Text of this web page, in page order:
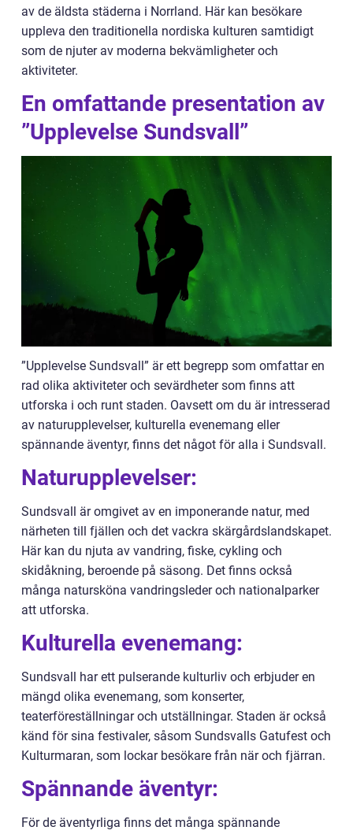
av de äldsta städerna i Norrland. Här kan besökare
uppleva den traditionella nordiska kulturen samtidigt
som de njuter av moderna bekvämligheter och
aktiviteter.
En omfattande presentation av
”Upplevelse Sundsvall”
”Upplevelse Sundsvall” är ett begrepp som omfattar en
rad olika aktiviteter och sevärdheter som finns att
utforska i och runt staden. Oavsett om du är intresserad
av naturupplevelser, kulturella evenemang eller
spännande äventyr, finns det något för alla i Sundsvall.
Naturupplevelser:
Sundsvall är omgivet av en imponerande natur, med
närheten till fjällen och det vackra skärgårdslandskapet.
Här kan du njuta av vandring, fiske, cykling och
skidåkning, beroende på säsong. Det finns också
många natursköna vandringsleder och nationalparker
att utforska.
Kulturella evenemang:
Sundsvall har ett pulserande kulturliv och erbjuder en
mängd olika evenemang, som konserter,
teaterföreställningar och utställningar. Staden är också
känd för sina festivaler, såsom Sundsvalls Gatufest och
Kulturmaran, som lockar besökare från när och fjärran.
Spännande äventyr:
För de äventyrliga finns det många spännande